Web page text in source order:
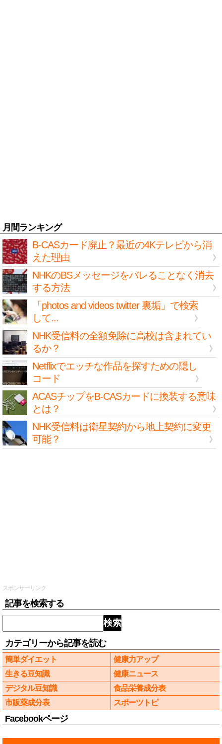
月間ランキング
B-CASカード廃止？最近の4Kテレビから消
えた理由
NHKのBSメッセージをバレることなく消去
する方法
「photos and videos twitter 裏垢」で検索
して...
NHK受信料の全額免除に高校は含まれてい
るか？
Netflixでエッチな作品を探すための隠し
コード
ACASチップをB-CASカードに換装する意味
とは？
NHK受信料は衛星契約から地上契約に変更
可能？
スポンサーリンク
記事を検索する
検索
カテゴリーから記事を読む
簡単ダイエット
健康力アップ
生きる豆知識
健康ニュース
デジタル豆知識
食品栄養成分表
市販薬成分表
スポーツトピ
Facebookページ